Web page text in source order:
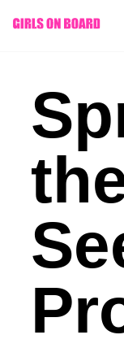
conteúdo